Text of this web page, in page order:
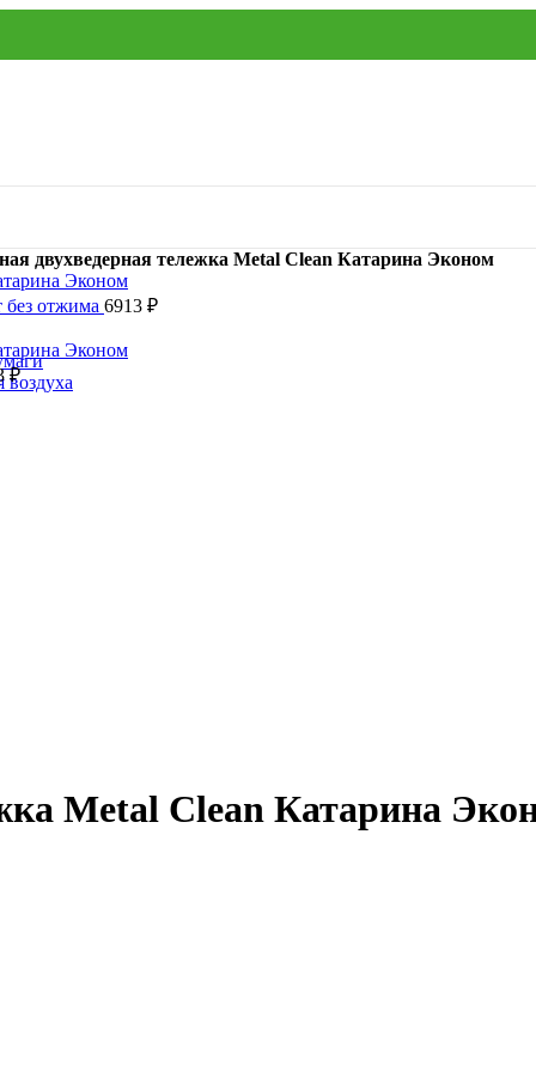
воздуха
двухведерная тележка Metal Clean Катарина Эконом
без отжима 6913 ₽
₽
Metal Clean Катарина